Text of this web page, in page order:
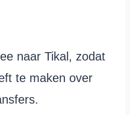
naar Tikal, zodat
te maken over